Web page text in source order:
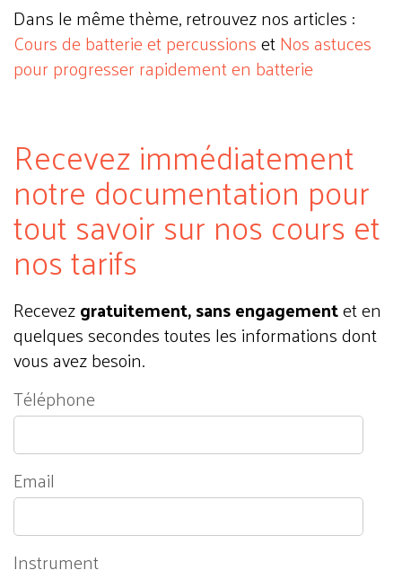
Dans le même thème, retrouvez nos articles :
Cours de batterie et percussionsetNos astuces
pour progresser rapidement en batterie
Recevez immédiatement
notre documentation pour
tout savoir sur nos cours et
nos tarifs
Recevezgratuitement, sans engagementet en
quelques secondes toutes les informations dont
vous avez besoin.
Téléphone
Email
Instrument